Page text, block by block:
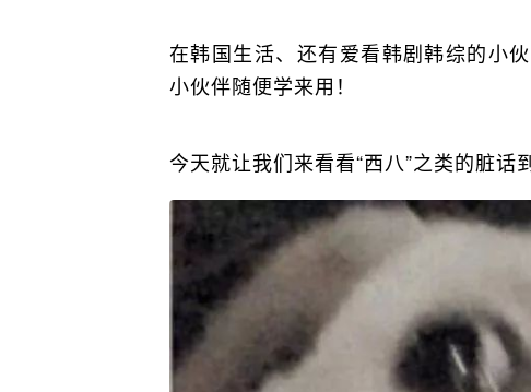
在韩国生活、还有爱看韩剧韩综的小
小伙伴随便学来用！
今天就让我们来看看“西八”之类的脏话